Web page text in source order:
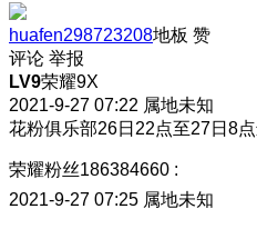
huafen298723208地板 赞
评论 举报
LV9荣耀9X
2021-9-27 07:22 属地未知
花粉俱乐部26日22点至27日8
荣耀粉丝186384660 :
2021-9-27 07:25 属地未知